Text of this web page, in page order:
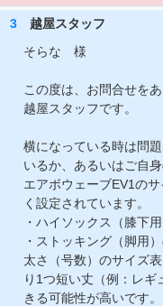
3 越屋スタッフ
そらな 様
この度は、お問合せを
越屋スタッフです。
横になっている時は問
いるか、あるいはご自
エアボウェーブEV1の
く設定されています。
・ハイソックス（膝下
・ストッキング（脚用
太さ（号数）のサイズ
り1つ短い丈（例：レ
きる可能性が高いです。